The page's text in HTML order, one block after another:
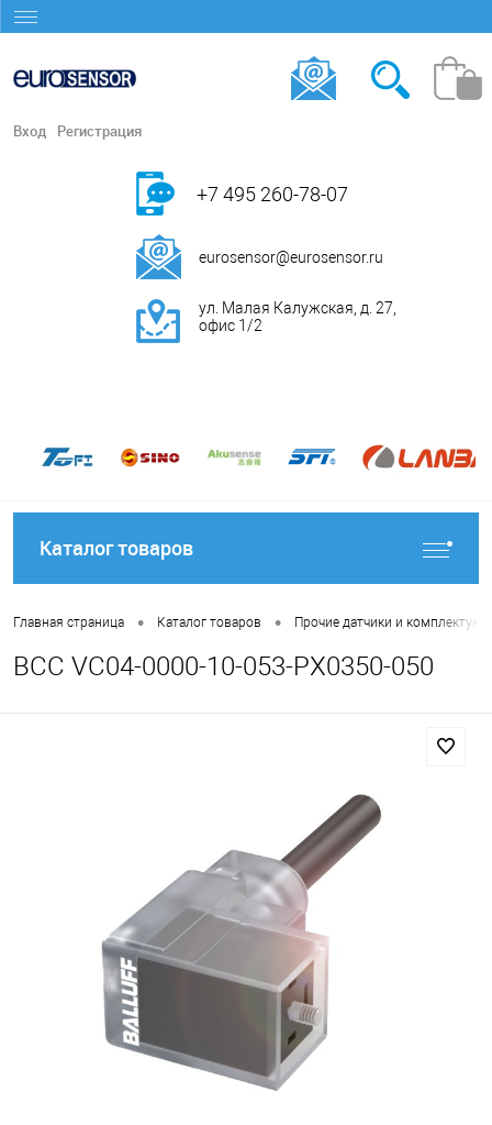
Вход Регистрация
+7 495 260-78-07
eurosensor@eurosensor.ru
ул. Малая Калужская, д. 27,
офис 1/2
Каталог товаров
Главная страница • Каталог товаров • Прочие датчики и
BCC VC04-0000-10-053-PX0350-050